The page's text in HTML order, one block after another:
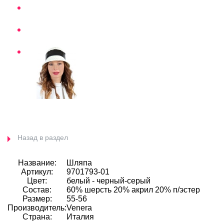
Назад в раздел
Название:
Шляпа
Артикул:
9701793-01
Цвет:
белый - черный-серый
Состав:
60% шерсть 20% акрил 20% п/эстер
Размер:
55-56
Производитель:Venera
Страна:
Италия